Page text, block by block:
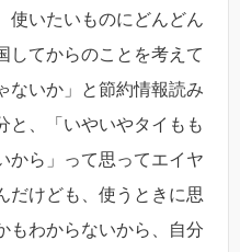
使いたいものにどんどん
してからのことを考えて
ないか」と節約情報読み
と、「いやいやタイもも
から」って思ってエイヤ
だけども、使うときに思
もわからないから、自分